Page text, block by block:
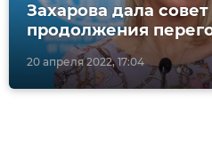
20 апреля 2022, 17:04
Захарова дала
продолжения